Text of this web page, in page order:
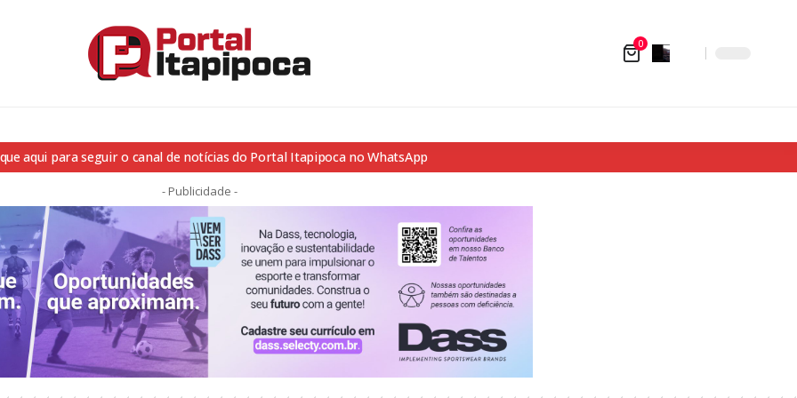
0
aqui para seguir o canal de notícias do Portal Itapipoca no WhatsApp
- Publicidade -